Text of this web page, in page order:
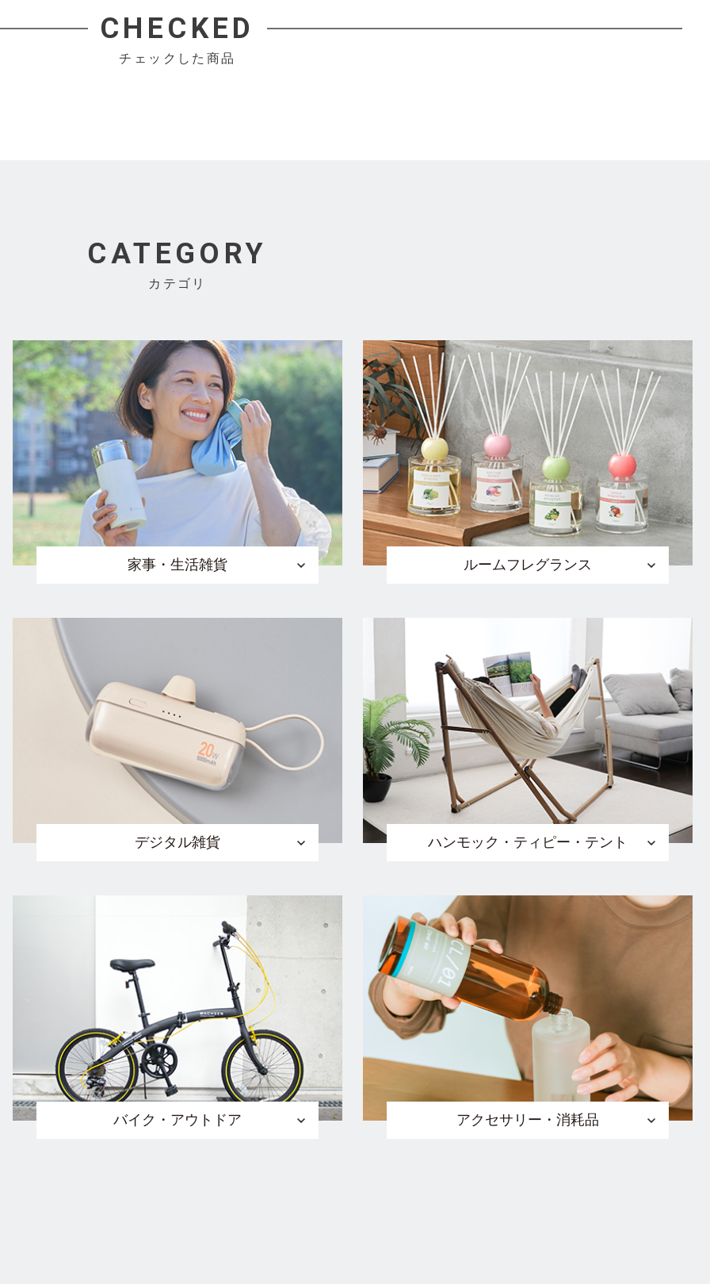
CHECKED
チェックした商品
CATEGORY
カテゴリ
家事・生活雑貨 ルームフレグランス
デジタル雑貨 ハンモック・ティピー・テント
バイク・アウトドア アクセサリー・消耗品